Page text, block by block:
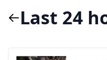
Last 24